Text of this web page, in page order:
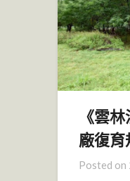
《雲
廠復育
Posted on